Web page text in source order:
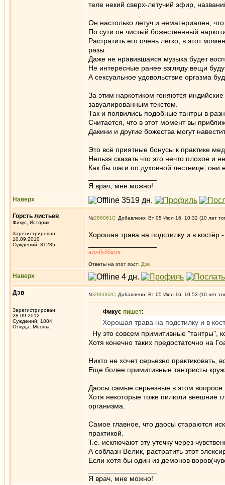
теле некий сверх-летучий эфир,
Он настолько летуч и нематериален,
По сути он чистый божественный
Растратить его очень легко, в этот
разы.
Даже не нравившаяся музыка будет
Не интересные ранее взгляду вещи
А сексуальное удовольствие оргазма
За этим наркотиком гоняются
завуалированным текстом.
Так и появились подобные тантры в
Считается, что в этот момент вы
Дакини и другие божества могут
Это всё приятные бонусы к практике
Нельзя сказать что это нечто плохое и
Как бы шаги по духовной лестнице, они
Я врач, мне можно!
Наверх
Горсть листьев
Фикус, Историк
Зарегистрирован:
10.09.2010
Суждений: 31235
№286061 Добавлено: Вт 05 Июл 16, 10:32 (10 лет
Хорошая трава на подстилку и в костёр
нео-буддист
Ответы на этот пост: Дэв
Наверх
Дэв
Зарегистрирован:
28.09.2012
Суждений: 1884
Откуда: Москва
№286062 Добавлено: Вт 05 Июл 16, 10:53 (10 лет
Фикус пишет:
Хорошая трава на подстилку и в
Ну это совсем примитивные "тантры",
Хотя конечно таких предостаточно на
Никто не хочет серьезно практиковать,
Еще более примитивные тантристы
Даосы самые серьезные в этом вопросе.
Хотя некоторые тоже пилюли внешние
организма.
Самое главное, что даосы стараются
практикой.
Т.е. исключают эту утечку через
А соблазн Велик, растратить этот
Если хотя бы один из демонов
Я врач, мне можно!